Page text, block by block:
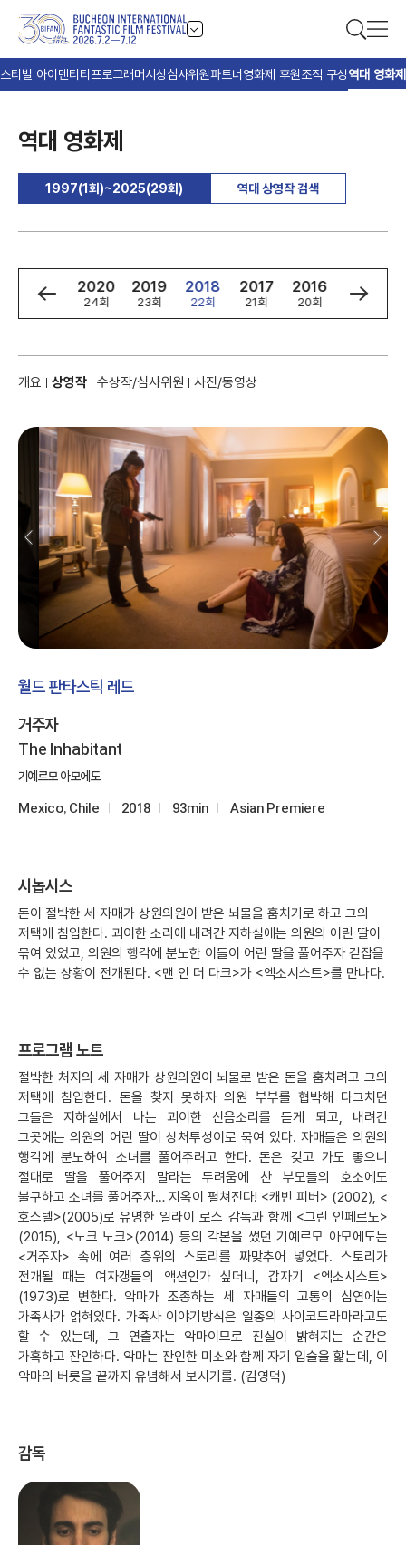
티벌 아이덴티티 프로그래머시상심사위원파트너 영화제 후원조직 구성역대 영화제
역대 영화제
1997(1회)~2025(29회) 역대 상영작 검색
2021
25회
2020
24회
2019
23회
2018
22회
2017
21회
2016
20회
2015
19회
개요 상영작 수상작/심사위원 사진/동영상
월드 판타스틱 레드
거주자
The Inhabitant
기예르모 아모에도
Mexico, Chile 2018 93min Asian Premiere
시놉시스
돈이 절박한 세 자매가 상원의원이 받은 뇌물을 훔치기로 하고 그의
저택에 침입한다. 괴이한 소리에 내려간 지하실에는 의원의 어린 딸이
묶여 있었고, 의원의 행각에 분노한 이들이 어린 딸을 풀어주자 걷잡을
수 없는 상황이 전개된다. <맨 인 더 다크>가 <엑소시스트>를 만나다.
프로그램 노트
절박한 처지의 세 자매가 상원의원이 뇌물로 받은 돈을 훔치려고 그의
저택에 침입한다. 돈을 찾지 못하자 의원 부부를 협박해 다그치던
그들은 지하실에서 나는 괴이한 신음소리를 듣게 되고, 내려간
그곳에는 의원의 어린 딸이 상처투성이로 묶여 있다. 자매들은 의원의
행각에 분노하여 소녀를 풀어주려고 한다. 돈은 갖고 가도 좋으니
절대로 딸을 풀어주지 말라는 두려움에 찬 부모들의 호소에도
불구하고 소녀를 풀어주자… 지옥이 펼쳐진다! <캐빈 피버> (2002), <
호스텔>(2005)로 유명한 일라이 로스 감독과 함께 <그린 인페르노>
(2015), <노크 노크>(2014) 등의 각본을 썼던 기예르모 아모에도는
<거주자> 속에 여러 층위의 스토리를 짜맞추어 넣었다. 스토리가
전개될 때는 여자갱들의 액션인가 싶더니, 갑자기 <엑소시스트>
(1973)로 변한다. 악마가 조종하는 세 자매들의 고통의 심연에는
가족사가 얽혀있다. 가족사 이야기방식은 일종의 사이코드라마라고도
할 수 있는데, 그 연출자는 악마이므로 진실이 밝혀지는 순간은
가혹하고 잔인하다. 악마는 잔인한 미소와 함께 자기 입술을 핥는데, 이
악마의 버릇을 끝까지 유념해서 보시기를. (김영덕)
감독